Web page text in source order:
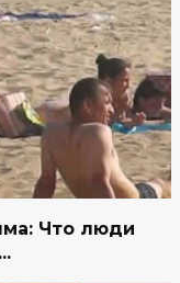
Что люди